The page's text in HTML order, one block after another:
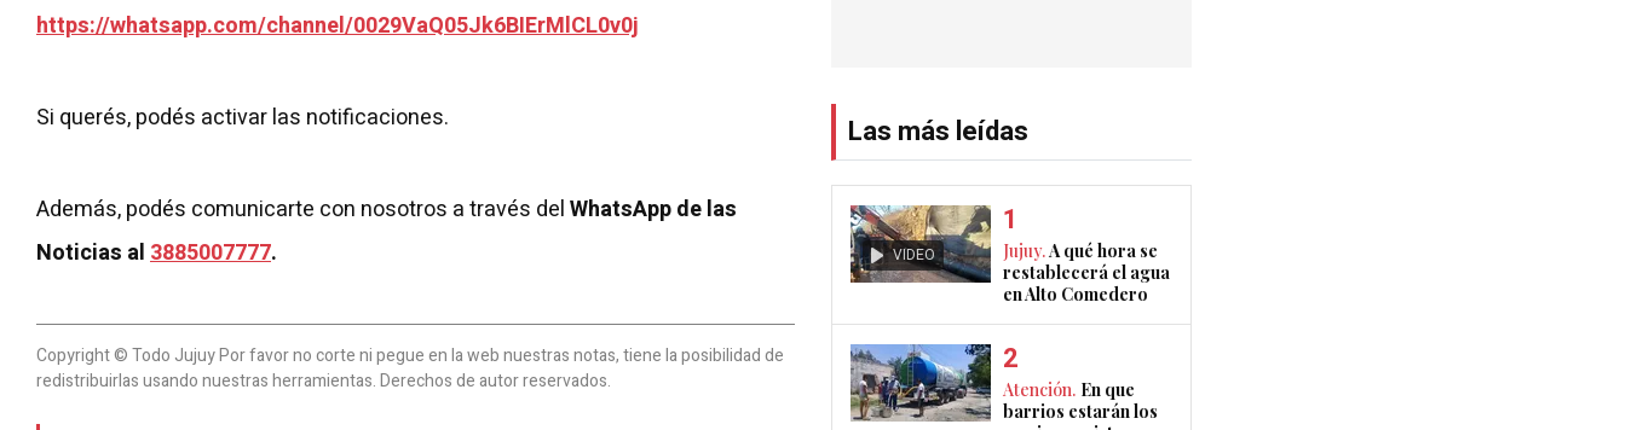
https://whatsapp.com/channel/0029VaQ05Jk6BIErMlCL0v0j
Si querés, podés activar las notificaciones.
Además, podés comunicarte con nosotros a través delWhatsApp de las
Noticias al3885007777.
Copyright © Todo Jujuy Por favor no corte ni pegue en la web nuestras notas, tiene la posibilidad de
redistribuirlas usando nuestras herramientas. Derechos de autor reservados.
Las más leídas
VIDEO Jujuy.A qué hora se
restablecerá el agua
en Alto Comedero
Atención. En que
barrios estarán los